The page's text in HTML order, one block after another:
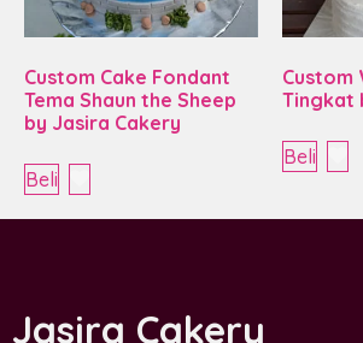
Custom Cake Fondant
Tema Shaun the Sheep
by Jasira Cakery
Beli
Custom
Tingkat
Beli
Jasira Cakery